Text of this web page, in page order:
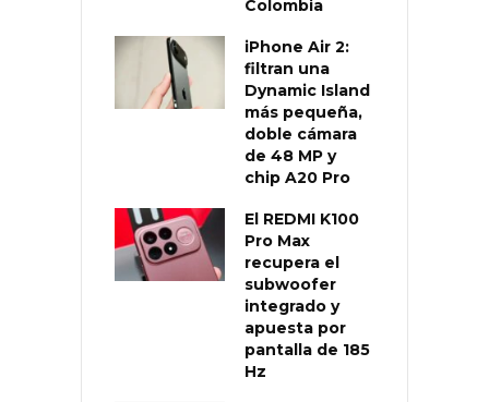
Colombia
iPhone Air 2:
filtran una
Dynamic Island
más pequeña,
doble cámara
de 48 MP y
chip A20 Pro
El REDMI K100
Pro Max
recupera el
subwoofer
integrado y
apuesta por
pantalla de 185
Hz